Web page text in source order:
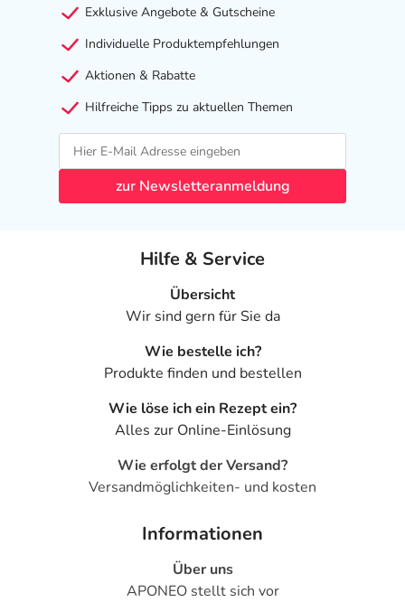
Exklusive Angebote & Gutscheine
Individuelle Produktempfehlungen
Aktionen & Rabatte
Hilfreiche Tipps zu aktuellen Themen
zur Newsletteranmeldung
Hilfe & Service
Übersicht
Wir sind gern für Sie da
Wie bestelle ich?
Produkte finden und bestellen
Wie löse ich ein Rezept ein?
Alles zur Online-Einlösung
Wie erfolgt der Versand?
Versandmöglichkeiten- und kosten
Informationen
Über uns
APONEO stellt sich vor